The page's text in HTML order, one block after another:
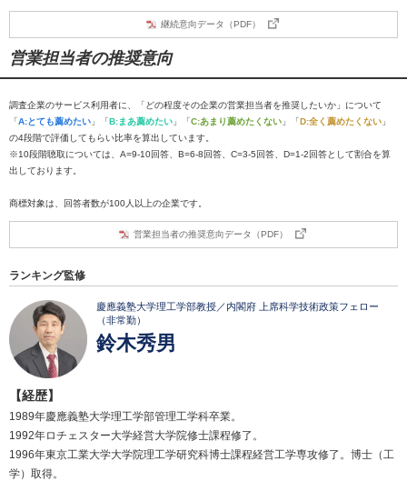
継続意向データ（PDF）
営業担当者の推奨意向
調査企業のサービス利用者に、「どの程度その企業の営業担当者を推奨したいか」について
「A:とても薦めたい 」「B:まあ薦めたい 」「C:あまり薦めたくない 」「D:全く薦めたくない 」
の4段階で評価してもらい比率を算出しています。
※10段階聴取については、A=9-10回答、B=6-8回答、C=3-5回答、D=1-2回答として割合を算
出しております。
商標対象は、回答者数が100人以上の企業です。
営業担当者の推奨意向データ（PDF）
ランキング監修
慶應義塾大学理工学部教授／内閣府 上席科学技術政策フェロー
（非常勤）
鈴木秀男
【経歴】
1989年慶應義塾大学理工学部管理工学科卒業。
1992年ロチェスター大学経営大学院修士課程修了。
1996年東京工業大学大学院理工学研究科博士課程経営工学専攻修了。博士（工
学）取得。